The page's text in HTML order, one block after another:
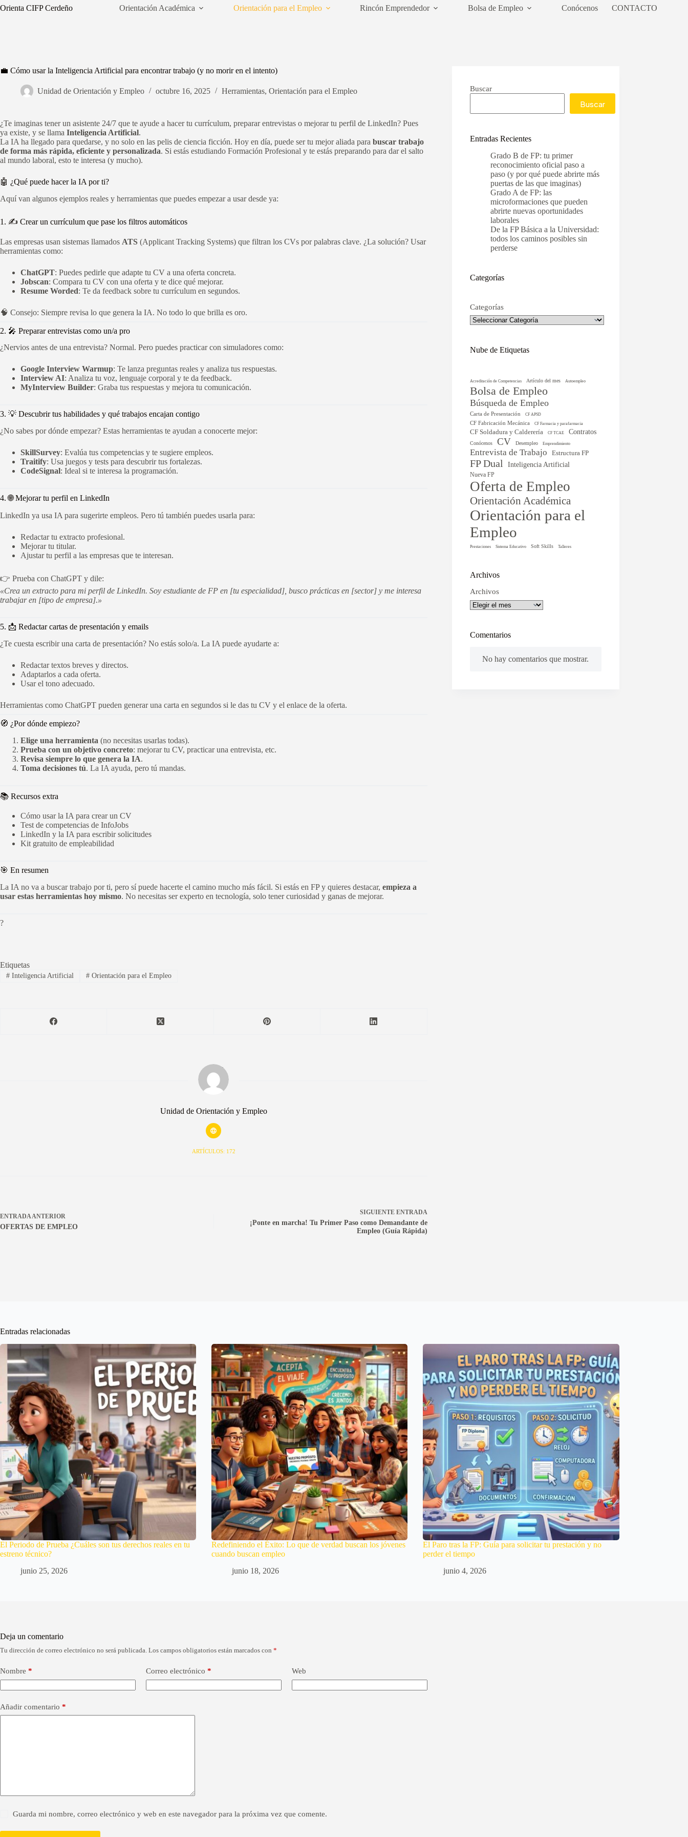
Saltar
al
Orienta CIFP Cerdeño Orientación Académica Orientación para el Empleo Rincón Emprendedor Bolsa de Empleo Conócenos CONTACTO
💼 Cómo usar la Inteligencia Artificial para encontrar trabajo (y no morir en el intento)
Unidad de Orientación y Empleo octubre 16, 2025 Herramientas, Orientación para el Empleo
¿Te imaginas tener un asistente 24/7 que te ayude a hacer tu currículum, preparar entrevistas o mejorar tu perfil de LinkedIn? Pues
ya existe, y se llama Inteligencia Artificial.
La IA ha llegado para quedarse, y no solo en las pelis de ciencia ficción. Hoy en día, puede ser tu mejor aliada para buscar trabajo
de forma más rápida, eficiente y personalizada. Si estás estudiando Formación Profesional y te estás preparando para dar el salto
al mundo laboral, esto te interesa (y mucho).
🤖 ¿Qué puede hacer la IA por ti?
Aquí van algunos ejemplos reales y herramientas que puedes empezar a usar desde ya:
1. ✍️ Crear un currículum que pase los filtros automáticos
Las empresas usan sistemas llamados ATS (Applicant Tracking Systems) que filtran los CVs por palabras clave. ¿La solución? Usar
herramientas como:
ChatGPT: Puedes pedirle que adapte tu CV a una oferta concreta.
Jobscan: Compara tu CV con una oferta y te dice qué mejorar.
Resume Worded: Te da feedback sobre tu currículum en segundos.
🧠 Consejo: Siempre revisa lo que genera la IA. No todo lo que brilla es oro.
2. 🎤 Preparar entrevistas como un/a pro
¿Nervios antes de una entrevista? Normal. Pero puedes practicar con simuladores como:
Google Interview Warmup: Te lanza preguntas reales y analiza tus respuestas.
Interview AI: Analiza tu voz, lenguaje corporal y te da feedback.
MyInterview Builder: Graba tus respuestas y mejora tu comunicación.
3. 💡 Descubrir tus habilidades y qué trabajos encajan contigo
¿No sabes por dónde empezar? Estas herramientas te ayudan a conocerte mejor:
SkillSurvey: Evalúa tus competencias y te sugiere empleos.
Traitify: Usa juegos y tests para descubrir tus fortalezas.
CodeSignal: Ideal si te interesa la programación.
4. 🌐 Mejorar tu perfil en LinkedIn
LinkedIn ya usa IA para sugerirte empleos. Pero tú también puedes usarla para:
Redactar tu extracto profesional.
Mejorar tu titular.
Ajustar tu perfil a las empresas que te interesan.
👉 Prueba con ChatGPT y dile:
«Crea un extracto para mi perfil de LinkedIn. Soy estudiante de FP en [tu especialidad], busco prácticas en [sector] y me interesa
trabajar en [tipo de empresa].»
5. 📩 Redactar cartas de presentación y emails
¿Te cuesta escribir una carta de presentación? No estás solo/a. La IA puede ayudarte a:
Redactar textos breves y directos.
Adaptarlos a cada oferta.
Usar el tono adecuado.
Herramientas como ChatGPT pueden generar una carta en segundos si le das tu CV y el enlace de la oferta.
🧭 ¿Por dónde empiezo?
Elige una herramienta (no necesitas usarlas todas).
Prueba con un objetivo concreto: mejorar tu CV, practicar una entrevista, etc.
Revisa siempre lo que genera la IA.
Toma decisiones tú. La IA ayuda, pero tú mandas.
📚 Recursos extra
Cómo usar la IA para crear un CV
Test de competencias de InfoJobs
LinkedIn y la IA para escribir solicitudes
Kit gratuito de empleabilidad
🎯 En resumen
La IA no va a buscar trabajo por ti, pero sí puede hacerte el camino mucho más fácil. Si estás en FP y quieres destacar, empieza a
usar estas herramientas hoy mismo. No necesitas ser experto en tecnología, solo tener curiosidad y ganas de mejorar.
?
Etiquetas
#Inteligencia Artificial #Orientación para el Empleo
Unidad de Orientación y Empleo
ARTÍCULOS: 172
ENTRADAANTERIOR
OFERTAS DE EMPLEO
SIGUIENTE ENTRADA
¡Ponte en marcha! Tu Primer Paso como Demandante de
Empleo (Guía Rápida)
Buscar
Buscar
Entradas Recientes
Grado B de FP: tu primer
reconocimiento oficial paso a
paso (y por qué puede abrirte más
puertas de las que imaginas)
Grado A de FP: las
microformaciones que pueden
abrirte nuevas oportunidades
laborales
De la FP Básica a la Universidad:
todos los caminos posibles sin
perderse
Categorías
Categorías
Nube de Etiquetas
Acreditación de Competencias Artículo del mes Autoempleo
Bolsa de Empleo
Búsqueda de Empleo
Carta de Presentación CF APSD
CF Fabricación Mecánica CF Farmacia y parafarmacia
CF Soldadura y Calderería CF TCAE Contratos
Conócenos CV Desempleo Emprendimiento
Entrevista de Trabajo Estructura FP
FP Dual Inteligencia Artificial
Nueva FP
Oferta de Empleo
Orientación Académica
Orientación para el
Empleo
Prestaciones Sistema Educativo Soft Skills Talleres
Archivos
Archivos
Comentarios
No hay comentarios que mostrar.
Entradas relacionadas
El Periodo de Prueba ¿Cuáles son tus derechos reales en tu
estreno técnico?
junio 25, 2026
Redefiniendo el Éxito: Lo que de verdad buscan los jóvenes
cuando buscan empleo
junio 18, 2026
El Paro tras la FP: Guía para solicitar tu prestación y no
perder el tiempo
junio 4, 2026
Deja un comentario
Tu dirección de correo electrónico no será publicada. Los campos obligatorios están marcados con *
Nombre * Correo electrónico * Web
Añadir comentario *
Guarda mi nombre, correo electrónico y web en este navegador para la próxima vez que comente.
A
t
e
a
t